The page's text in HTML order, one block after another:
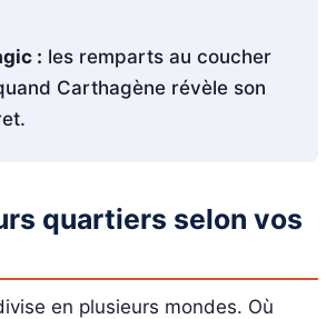
: les remparts au coucher
Carthagène révèle son
quartiers selon vos
en plusieurs mondes. Où